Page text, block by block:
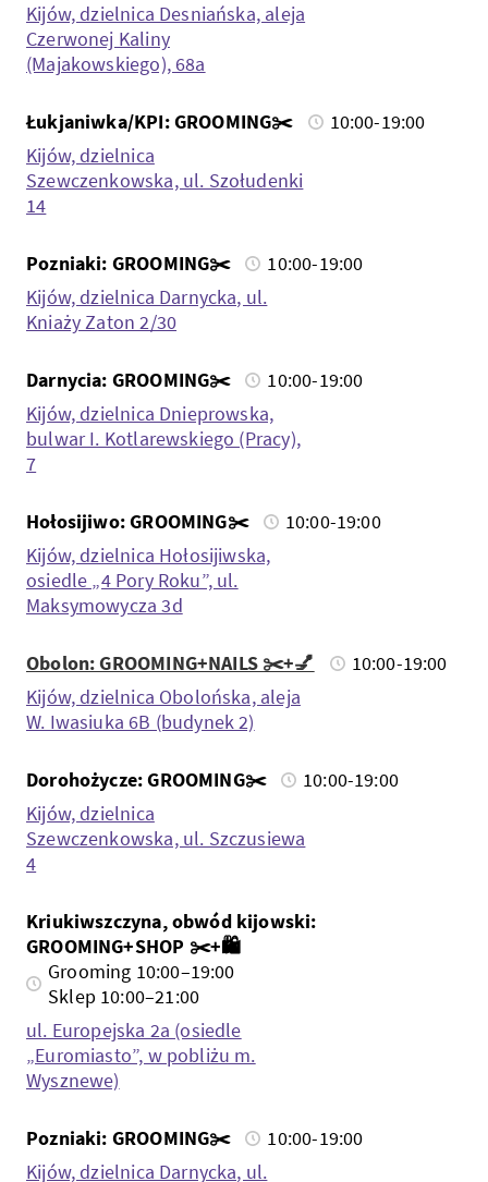
Kijów, dzielnica Desniańska, aleja
Czerwonej Kaliny
(Majakowskiego), 68a
Łukjaniwka/KPI: GROOMING✂️
10:00-19:00
Kijów, dzielnica
Szewczenkowska, ul. Szołudenki
14
Pozniaki: GROOMING✂️
10:00-19:00
Kijów, dzielnica Darnycka, ul.
Kniaży Zaton 2/30
Darnycia: GROOMING✂️
10:00-19:00
Kijów, dzielnica Dnieprowska,
bulwar I. Kotlarewskiego (Pracy),
7
Hołosijiwo: GROOMING✂️
10:00-19:00
Kijów, dzielnica Hołosijiwska,
osiedle „4 Pory Roku”, ul.
Maksymowycza 3d
Obolon: GROOMING+NAILS ✂️+💅
10:00-19:00
Kijów, dzielnica Obolońska, aleja
W. Iwasiuka 6B (budynek 2)
Dorohożycze: GROOMING✂️
10:00-19:00
Kijów, dzielnica
Szewczenkowska, ul. Szczusiewa
4
Kriukiwszczyna, obwód kijowski:
GROOMING+SHOP ✂️+🛍️
Grooming 10:00–19:00
Sklep 10:00–21:00
ul. Europejska 2a (osiedle
„Euromiasto”, w pobliżu m.
Wysznewe)
Pozniaki: GROOMING✂️
10:00-19:00
Kijów, dzielnica Darnycka, ul.